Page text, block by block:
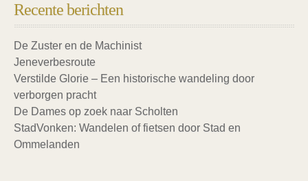
Recente berichten
De Zuster en de Machinist
Jeneverbesroute
Verstilde Glorie – Een historische wandeling door
verborgen pracht
De Dames op zoek naar Scholten
StadVonken: Wandelen of fietsen door Stad en
Ommelanden